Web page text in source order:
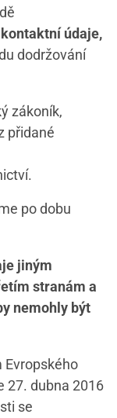
údaje,
dodržování
zákoník,
přidané
po dobu
jiným
stranám a
nemohly být
Evropského
27. dubna 2016
se